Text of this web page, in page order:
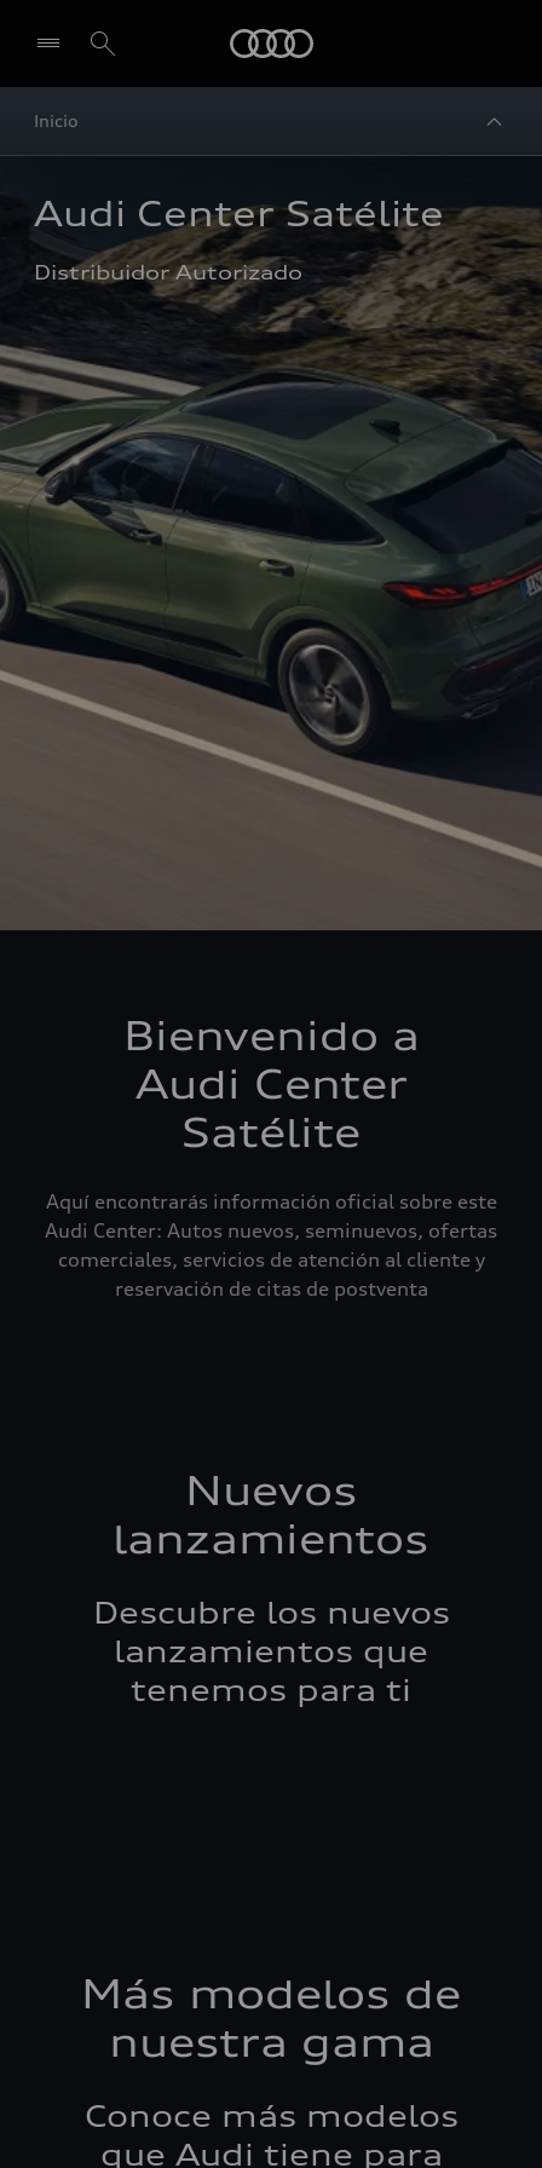
Inicio
Audi Center Satélite
Distribuidor Autorizado
Bienvenido a
Audi Center
Satélite
Aquí encontrarás información oficial sobre este
Audi Center: Autos nuevos, seminuevos, ofertas
comerciales, servicios de atención al cliente y
reservación de citas de postventa
Nuevos
lanzamientos
Descubre los nuevos
lanzamientos que
tenemos para ti
Más modelos de
nuestra gama
Conoce más modelos
que Audi tiene para